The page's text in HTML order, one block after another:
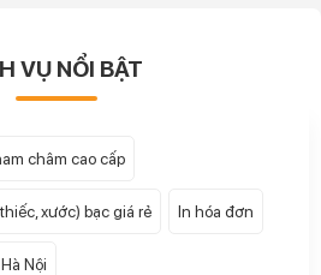
VỤ NỔI BẬT
châm cao cấp
xước) bạc giá rẻ In hóa đơn
Nội